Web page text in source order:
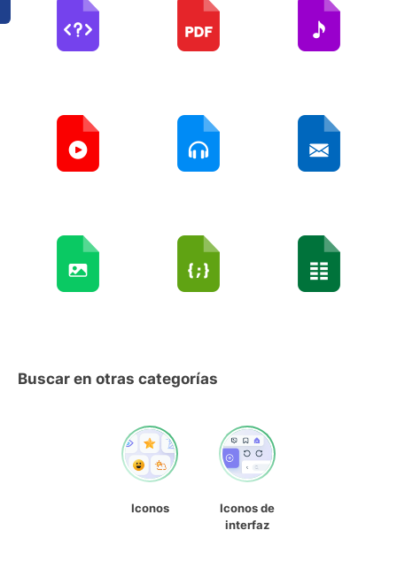
Buscar en otras categorías
Iconos
Iconos de
interfaz